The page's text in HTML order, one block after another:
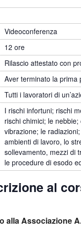
Videoconferenza
12 ore
Rilascio attestato con
Aver terminato la prima
Tutti i lavoratori di
I rischi infortuni; rischi
rischi chimici; le
vibrazione; le
ambienti di lavoro, lo
sollevamento, mezzi di
le procedure di esodo
al
alla Associazione